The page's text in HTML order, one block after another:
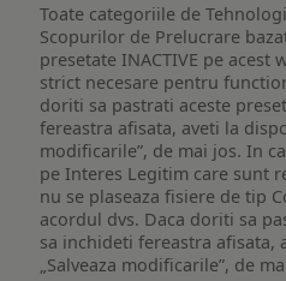
Toate categoriile de
Scopurilor de Prelucrare
presetate INACTIVE pe acest
strict necesare pentru
doriti sa pastrati aceste
fereastra afisata, aveti la
modificarile”, de mai jos. In
pe Interes Legitim care sunt
nu se plaseaza fisiere de tip
acordul dvs. Daca doriti sa
sa inchideti fereastra
„Salveaza modificarile”, de